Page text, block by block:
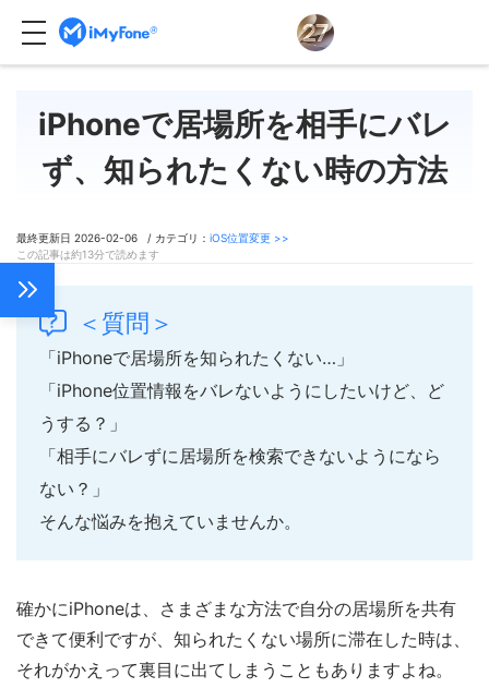
iPhoneで居場所を相手にバレ
ず、知られたくない時の方法
最終更新日 2026-02-06 / カテゴリ： iOS位置変更 >>
この記事は約13分で読めます
＜質問＞
「iPhoneで居場所を知られたくない…」
「iPhone位置情報をバレないようにしたいけど、ど
うする？」
「相手にバレずに居場所を検索できないようになら
ない？」
そんな悩みを抱えていませんか。
確かにiPhoneは、さまざまな方法で自分の居場所を共有
できて便利ですが、知られたくない場所に滞在した時は、
それがかえって裏目に出てしまうこともありますよね。